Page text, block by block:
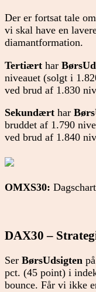
Der er fortsat tale om
vi skal have en
diamantformation.
Tertiært har
niveauet (solgt i
ved brud af 1.830
Sekundært har
bruddet af 1.790
ved brud af 1.840
OMXS30: Dagschart
DAX30 –
Ser BørsUdsigten
pct. (45 point) i
bounce. Får vi ikke